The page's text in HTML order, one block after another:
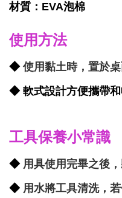
材質： EVA泡棉
使用方法
◆ 使用黏土時，置於
◆ 軟式設計方便攜帶
工具保養小常識
◆ 用具使用完畢之後
◆ 用水將工具清洗，